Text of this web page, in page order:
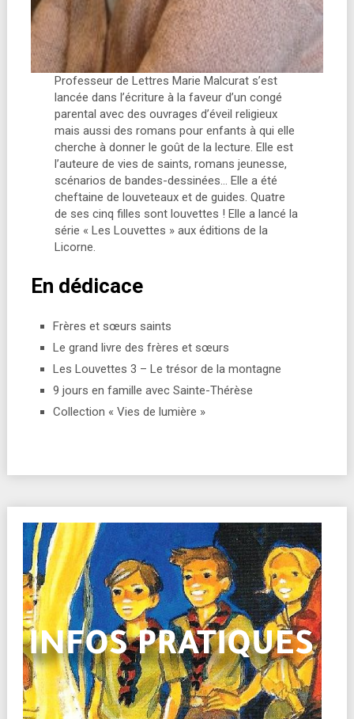
Professeur de Lettres Marie Malcurat s’est
lancée dans l’écriture à la faveur d’un congé
parental avec des ouvrages d’éveil religieux
mais aussi des romans pour enfants à qui elle
cherche à donner le goût de la lecture. Elle est
l’auteure de vies de saints, romans jeunesse,
scénarios de bandes-dessinées… Elle a été
cheftaine de louveteaux et de guides. Quatre
de ses cinq filles sont louvettes ! Elle a lancé la
série « Les Louvettes » aux éditions de la
Licorne.
En dédicace
Frères et sœurs saints
Le grand livre des frères et sœurs
Les Louvettes 3 – Le trésor de la montagne
9 jours en famille avec Sainte-Thérèse
Collection « Vies de lumière »